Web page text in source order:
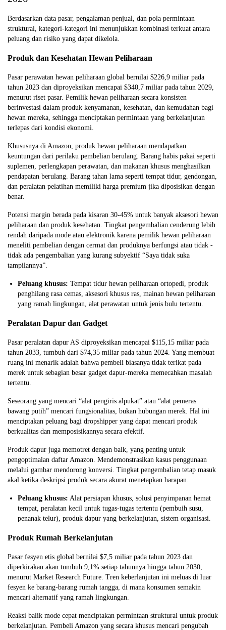
Berdasarkan data pasar, pengalaman penjual, dan pola permintaan
struktural, kategori-kategori ini menunjukkan kombinasi terkuat antara
peluang dan risiko yang dapat dikelola.
Produk dan Kesehatan Hewan Peliharaan
Pasar perawatan hewan peliharaan global bernilai $226,9 miliar pada
tahun 2023 dan diproyeksikan mencapai $340,7 miliar pada tahun 2029,
menurut riset pasar. Pemilik hewan peliharaan secara konsisten
berinvestasi dalam produk kenyamanan, kesehatan, dan kemudahan bagi
hewan mereka, sehingga menciptakan permintaan yang berkelanjutan
terlepas dari kondisi ekonomi.
Khususnya di Amazon, produk hewan peliharaan mendapatkan
keuntungan dari perilaku pembelian berulang. Barang habis pakai seperti
suplemen, perlengkapan perawatan, dan makanan khusus menghasilkan
pendapatan berulang. Barang tahan lama seperti tempat tidur, gendongan,
dan peralatan pelatihan memiliki harga premium jika diposisikan dengan
benar.
Potensi margin berada pada kisaran 30-45% untuk banyak aksesori hewan
peliharaan dan produk kesehatan. Tingkat pengembalian cenderung lebih
rendah daripada mode atau elektronik karena pemilik hewan peliharaan
meneliti pembelian dengan cermat dan produknya berfungsi atau tidak -
tidak ada pengembalian yang kurang subyektif “Saya tidak suka
tampilannya”.
Peluang khusus: Tempat tidur hewan peliharaan ortopedi, produk
penghilang rasa cemas, aksesori khusus ras, mainan hewan peliharaan
yang ramah lingkungan, alat perawatan untuk jenis bulu tertentu.
Peralatan Dapur dan Gadget
Pasar peralatan dapur AS diproyeksikan mencapai $115,15 miliar pada
tahun 2033, tumbuh dari $74,35 miliar pada tahun 2024. Yang membuat
ruang ini menarik adalah bahwa pembeli biasanya tidak terikat pada
merek untuk sebagian besar gadget dapur-mereka memecahkan masalah
tertentu.
Seseorang yang mencari “alat pengiris alpukat” atau “alat pemeras
bawang putih” mencari fungsionalitas, bukan hubungan merek. Hal ini
menciptakan peluang bagi dropshipper yang dapat mencari produk
berkualitas dan memposisikannya secara efektif.
Produk dapur juga memotret dengan baik, yang penting untuk
pengoptimalan daftar Amazon. Mendemonstrasikan kasus penggunaan
melalui gambar mendorong konversi. Tingkat pengembalian tetap masuk
akal ketika deskripsi produk secara akurat menetapkan harapan.
Peluang khusus: Alat persiapan khusus, solusi penyimpanan hemat
tempat, peralatan kecil untuk tugas-tugas tertentu (pembuih susu,
penanak telur), produk dapur yang berkelanjutan, sistem organisasi.
Produk Rumah Berkelanjutan
Pasar fesyen etis global bernilai $7,5 miliar pada tahun 2023 dan
diperkirakan akan tumbuh 9,1% setiap tahunnya hingga tahun 2030,
menurut Market Research Future. Tren keberlanjutan ini meluas di luar
fesyen ke barang-barang rumah tangga, di mana konsumen semakin
mencari alternatif yang ramah lingkungan.
Reaksi balik mode cepat menciptakan permintaan struktural untuk produk
berkelanjutan. Pembeli Amazon yang secara khusus mencari pengubah